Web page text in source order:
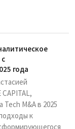
года
M&A в 2025
к